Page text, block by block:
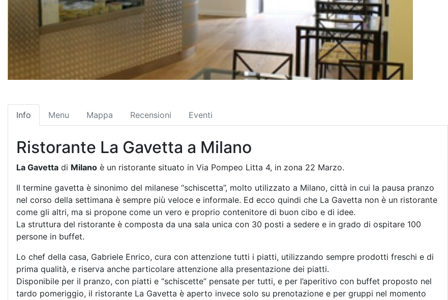
Info Menu Mappa Recensioni Eventi
Ristorante La Gavetta a Milano
La Gavetta di Milano è un ristorante situato in Via Pompeo Litta 4, in zona 22 Marzo.
Il termine gavetta è sinonimo del milanese “schiscetta”, molto utilizzato a Milano, città in cui la pausa pranzo
nel corso della settimana è sempre più veloce e informale. Ed ecco quindi che La Gavetta non è un ristorante
come gli altri, ma si propone come un vero e proprio contenitore di buon cibo e di idee.
La struttura del ristorante è composta da una sala unica con 30 posti a sedere e in grado di ospitare 100
persone in buffet.
Lo chef della casa, Gabriele Enrico, cura con attenzione tutti i piatti, utilizzando sempre prodotti freschi e di
prima qualità, e riserva anche particolare attenzione alla presentazione dei piatti.
Disponibile per il pranzo, con piatti e “schiscette” pensate per tutti, e per l’aperitivo con buffet proposto nel
tardo pomeriggio, il ristorante La Gavetta è aperto invece solo su prenotazione e per gruppi nel momento